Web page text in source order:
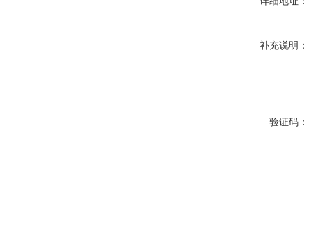
补充说明：
验证码：